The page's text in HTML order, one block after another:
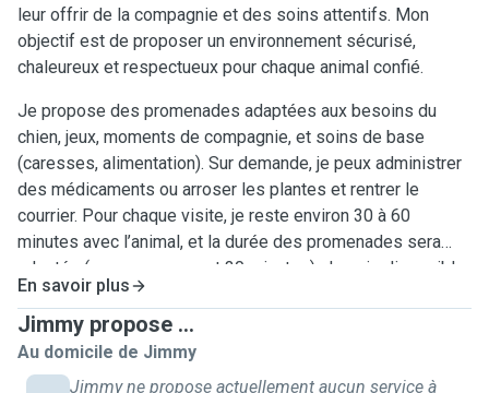
leur offrir de la compagnie et des soins attentifs. Mon
objectif est de proposer un environnement sécurisé,
chaleureux et respectueux pour chaque animal confié.
Je propose des promenades adaptées aux besoins du
chien, jeux, moments de compagnie, et soins de base
(caresses, alimentation). Sur demande, je peux administrer
des médicaments ou arroser les plantes et rentrer le
courrier. Pour chaque visite, je reste environ 30 à 60
minutes avec l’animal, et la durée des promenades sera
adaptée (en moyennement 30 minutes). Je suis disponible
en soirée la semaine et toute la journée le week-end
(matinée, après-midi, soir). Le bien-être, la sécurité et le
respect des habitudes de chaque animal sont mes priorités
En savoir plus
Jimmy propose ...
Au domicile de Jimmy
Jimmy ne propose actuellement aucun service à